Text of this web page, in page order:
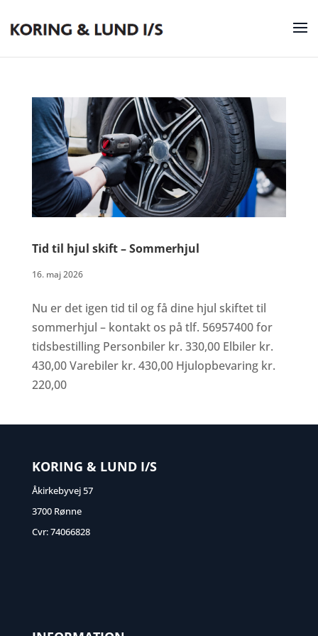
Tid til hjul skift – Sommerhjul
16. maj 2026
Nu er det igen tid til og få dine hjul skiftet til
sommerhjul – kontakt os på tlf. 56957400 for
tidsbestilling Personbiler kr. 330,00 Elbiler kr.
430,00 Varebiler kr. 430,00 Hjulopbevaring kr.
220,00
KORING & LUND I/S
Åkirkebyvej 57
3700 Rønne
Cvr: 74066828